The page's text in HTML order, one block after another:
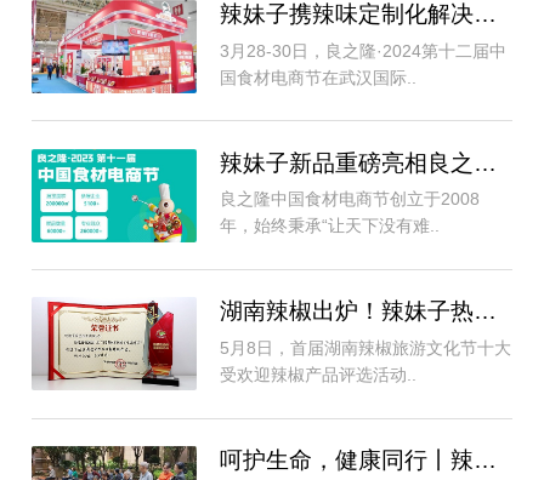
辣妹子携辣味定制化解决方案闪耀良之隆，掀..
3月28-30日，良之隆·2024第十二届中
国食材电商节在武汉国际..
辣妹子新品重磅亮相良之隆展会，推动行业发..
良之隆中国食材电商节创立于2008
年，始终秉承“让天下没有难..
湖南辣椒出炉！辣妹子热辣“出圈”
5月8日，首届湖南辣椒旅游文化节十大
受欢迎辣椒产品评选活动..
呵护生命，健康同行丨辣妹子用实际行动投身..